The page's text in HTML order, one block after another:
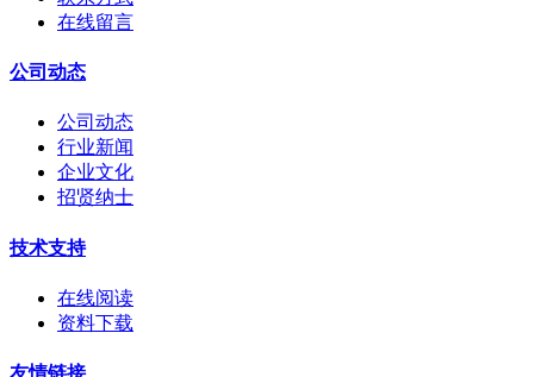
在线留言
公司动态
公司动态
行业新闻
企业文化
招贤纳士
技术支持
在线阅读
资料下载